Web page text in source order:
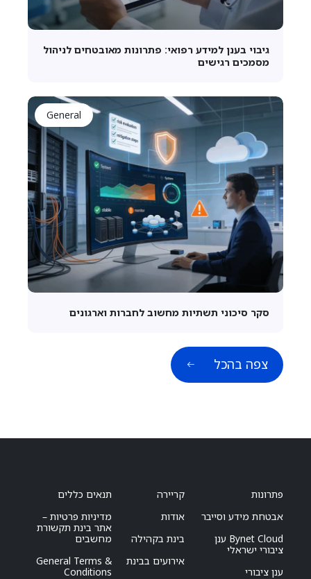
גיבוי בענן למידע רפואי: פתרונות מאובטחים לניהול
מסמכים רגישים
General
סקר סיכוני תשתיות מחשוב לחברות וארגונים
צפה בהכל
פתרונות
אבטחת מידע וסייבר
Bynet Cloud ענן
ציבורי ישראלי
ענן ציבורי
קריירה
אודות
בינת בקהילה
אירועים בבינת
תנאים כללים
מדיניות פרטיות –
אתר בינת תקשורת
מחשבים
General Terms &
Conditions